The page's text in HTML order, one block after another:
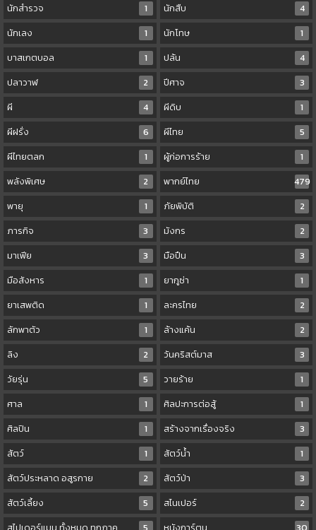
นักสำรวจ
1 นักสืบ
4
นักเลง
1 นักโทษ
1
บาสเกตบอล
1 ปล้น
4
ปลาวาฬ
2 ปีศาจ
3
ผี
4 ผีดิบ
1
ผีฝรั่ง
6 ผีไทย
5
ผีไทยตลก
1 ผู้ก่อการร้าย
1
พลังพิเศษ
2 พากย์ไทย
479
พายุ
1 ภัยพิบัติ
2
ภารกิจ
3 มังกร
2
มาเฟีย
3 มือปืน
3
มือสังหาร
1 ยากูซ่า
1
ยาเสพติด
1 ละครไทย
2
ลักพาตัว
1 ล้างแค้น
2
ลิง
2 วันคริสต์มาส
3
วัยรุ่น
5 วายร้าย
1
ศาล
1 ศิลปะการต่อสู้
1
ศิลปิน
1 สร้างจากเรื่องจริง
3
สัตว์
1 สัตว์น้ำ
1
สัตว์ประหลาด อสูรกาย
2 สัตว์ป่า
3
สัตว์เลี้ยง
5 สไนเปอร์
2